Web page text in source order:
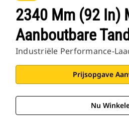
2340 Mm (92 In)
Aanboutbare
Industriële Performance-
Prijsopgave
Nu